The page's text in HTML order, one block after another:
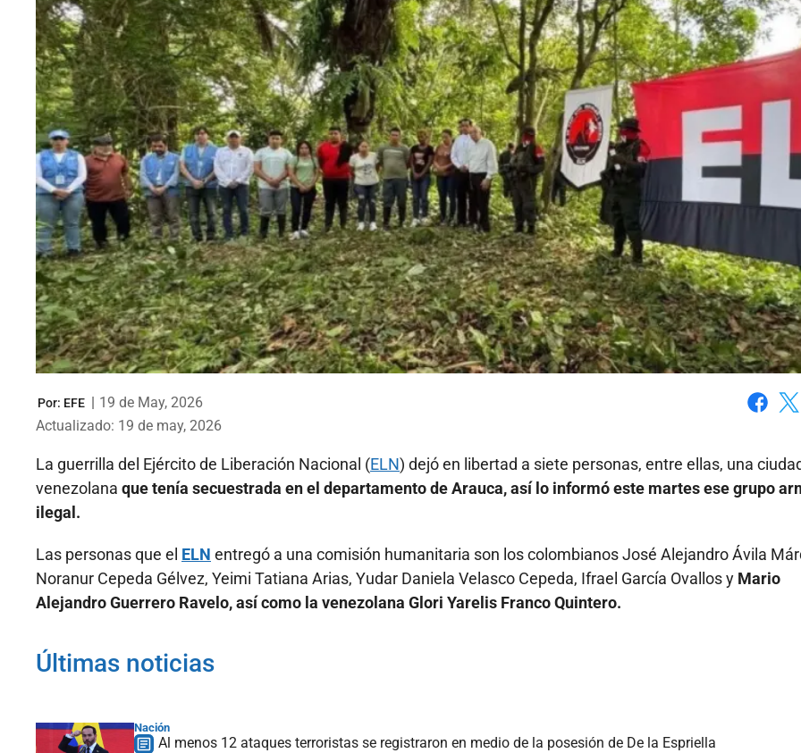
Por: EFE | 19 de May, 2026
Actualizado: 19 de may, 2026
La guerrilla del Ejército de Liberación Nacional (ELN) dejó en libertad a siete personas, entre ellas, una
venezolana que tenía secuestrada en el departamento de Arauca, así lo informó este martes ese grupo
ilegal.
Las personas que el ELN entregó a una comisión humanitaria son los colombianos José Alejandro Ávila
Noranur Cepeda Gélvez, Yeimi Tatiana Arias, Yudar Daniela Velasco Cepeda, Ifrael García Ovallos y Mario
Alejandro Guerrero Ravelo, así como la venezolana Glori Yarelis Franco Quintero.
Últimas noticias
Nación
Al menos 12 ataques terroristas se registraron en medio de la posesión de De la Espriella